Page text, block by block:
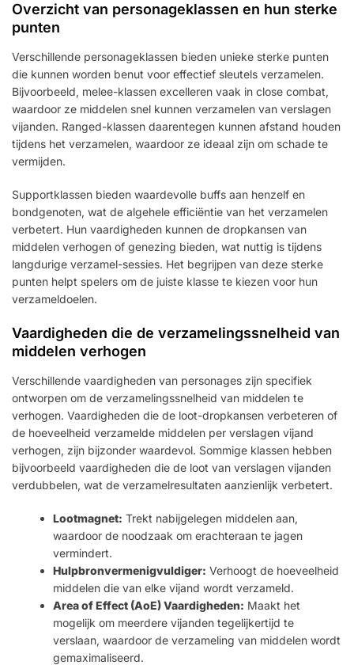
Overzicht van personageklassen en hun sterke
punten
Verschillende personageklassen bieden unieke sterke punten
die kunnen worden benut voor effectief sleutels verzamelen.
Bijvoorbeeld, melee-klassen excelleren vaak in close combat,
waardoor ze middelen snel kunnen verzamelen van verslagen
vijanden. Ranged-klassen daarentegen kunnen afstand houden
tijdens het verzamelen, waardoor ze ideaal zijn om schade te
vermijden.
Supportklassen bieden waardevolle buffs aan henzelf en
bondgenoten, wat de algehele efficiëntie van het verzamelen
verbetert. Hun vaardigheden kunnen de dropkansen van
middelen verhogen of genezing bieden, wat nuttig is tijdens
langdurige verzamel-sessies. Het begrijpen van deze sterke
punten helpt spelers om de juiste klasse te kiezen voor hun
verzameldoelen.
Vaardigheden die de verzamelingssnelheid van
middelen verhogen
Verschillende vaardigheden van personages zijn specifiek
ontworpen om de verzamelingssnelheid van middelen te
verhogen. Vaardigheden die de loot-dropkansen verbeteren of
de hoeveelheid verzamelde middelen per verslagen vijand
verhogen, zijn bijzonder waardevol. Sommige klassen hebben
bijvoorbeeld vaardigheden die de loot van verslagen vijanden
verdubbelen, wat de verzamelresultaten aanzienlijk verbetert.
Lootmagnet: Trekt nabijgelegen middelen aan,
waardoor de noodzaak om erachteraan te jagen
vermindert.
Hulpbronvermenigvuldiger: Verhoogt de hoeveelheid
middelen die van elke vijand wordt verzameld.
Area of Effect (AoE) Vaardigheden: Maakt het
mogelijk om meerdere vijanden tegelijkertijd te
verslaan, waardoor de verzameling van middelen wordt
gemaximaliseerd.